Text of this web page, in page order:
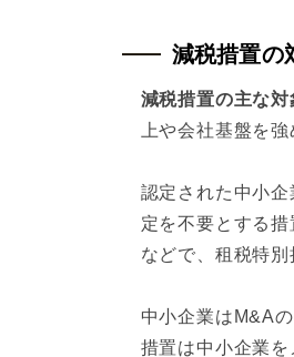
減税措置の
減税措置の主な
上や会社基盤を
認定された中小
定を不要とする
などで、租税特
中小企業はM&A
措置は中小企業